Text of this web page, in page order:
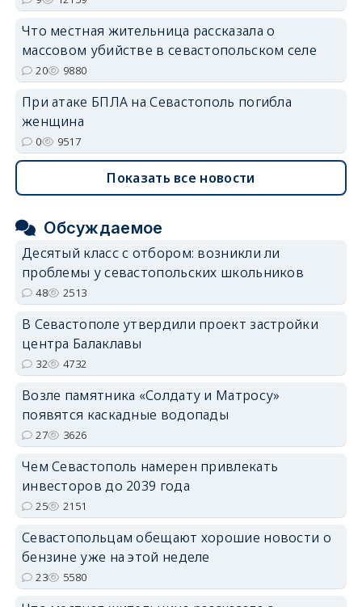
Что местная жительница рассказала о
массовом убийстве в севастопольском селе
20 9880
При атаке БПЛА на Севастополь погибла
женщина
0 9517
Показать все новости
Обсуждаемое
Десятый класс с отбором: возникли ли
проблемы у севастопольских школьников
48 2513
В Севастополе утвердили проект застройки
центра Балаклавы
32 4732
Возле памятника «Солдату и Матросу»
появятся каскадные водопады
27 3626
Чем Севастополь намерен привлекать
инвесторов до 2039 года
25 2151
Севастопольцам обещают хорошие новости о
бензине уже на этой неделе
23 5580